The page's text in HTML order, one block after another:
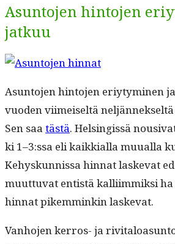
Asuntojen hintojen
jatkuu
Asun­to­jen hin­to­jen eriy­tymi­nen
vuo­den viimeiseltä
Sen saa tästä. Helsingis­sä
ki 1–3:ssa eli kaikkial­la muual­la
Kehyskun­nis­sa hin­nat laske­vat
muut­tuvat entistä kalli­im­mik­si
hin­nat pikem­minkin laskevat.
Van­ho­jen ker­ros- ja